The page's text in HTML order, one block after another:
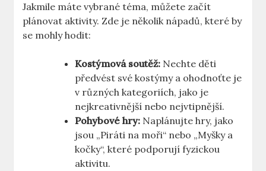
Jakmile máte vybrané téma, můžete začít
plánovat aktivity. Zde je několik nápadů, které‍ by
se mohly hodit:
Kostýmová ​soutěž: Nechte děti
předvést své kostýmy a ohodnoťte⁢ je
v různých kategoriích, jako je
nejkreativnější nebo nejvtipnější.
Pohybové hry: Naplánujte hry, jako
jsou „Piráti na moři“ nebo „Myšky a
kočky“, které podporují fyzickou
aktivitu.